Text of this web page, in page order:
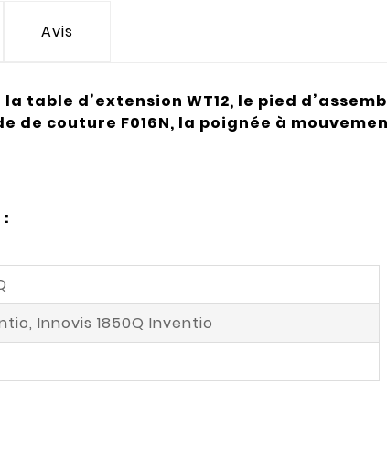
Avis
table d’extension WT12, le pied
de couture F016N, la poignée à
Innovis 1850Q Inventio